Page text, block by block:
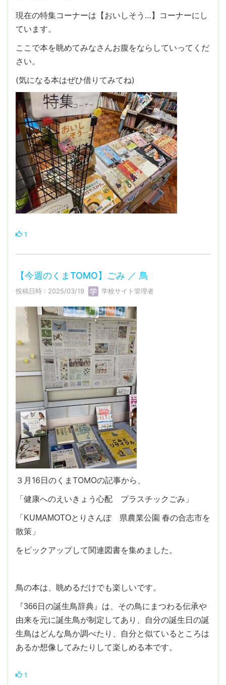
現在の特集コーナーは【おいしそう…】コーナーにし
ています。
ここで本を眺めてみなさんお腹をならしていってくだ
さい。
(気になる本はぜひ借りてみてね)
1
【今週のくまTOMO】ごみ ／ 鳥
投稿日時 : 2025/03/19 学校サイト管理者
３月16日のくまTOMOの記事から、
「健康へのえいきょう心配 プラスチックごみ」
「KUMAMOTOとりさんぽ 県農業公園 春の合志市を
散策」
をピックアップして関連図書を集めました。
鳥の本は、眺めるだけでも楽しいです。
『366日の誕生鳥辞典』は、その鳥にまつわる伝承や
由来を元に誕生鳥が制定してあり、自分の誕生日の誕
生鳥はどんな鳥か調べたり、自分と似ているところは
あるか想像してみたりして楽しめる本です。
1